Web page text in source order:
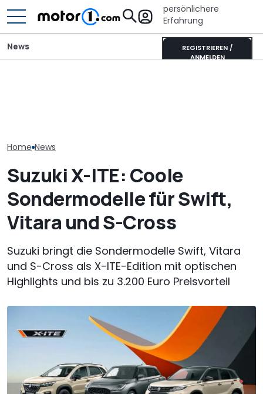
persönlichere
Erfahrung
REGISTRIEREN /
ANMELDEN
News
Home News
Suzuki X-ITE: Coole
Sondermodelle für Swift,
Vitara und S-Cross
Suzuki bringt die Sondermodelle Swift, Vitara
und S-Cross als X-ITE-Edition mit optischen
Highlights und bis zu 3.200 Euro Preisvorteil